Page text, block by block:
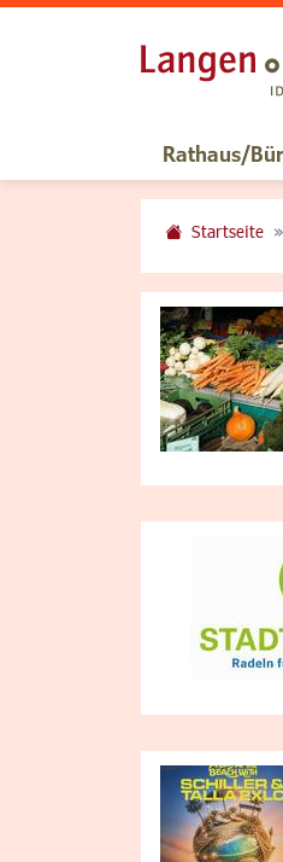
Rathaus/
Startseite